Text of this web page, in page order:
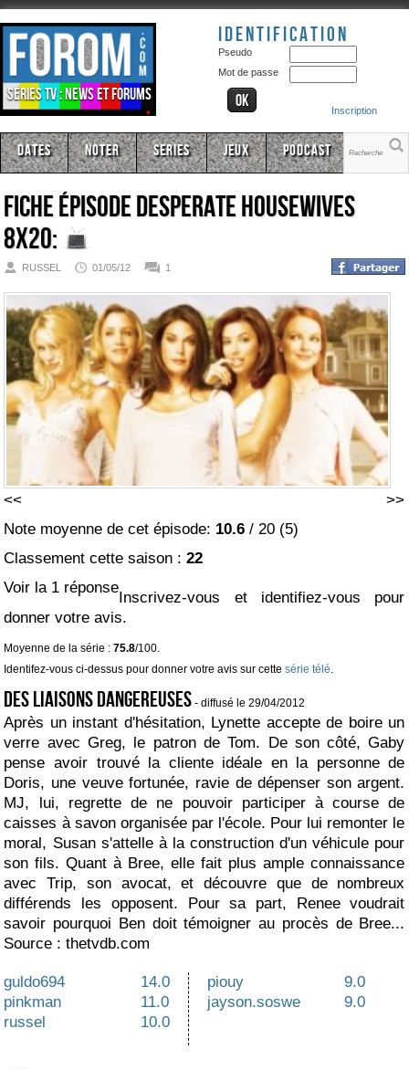
Séries TV : news et forums
Identification
Pseudo
Mot de passe
Inscription
Dates Noter Series Jeux Podcast
Fiche épisodeDesperate Housewives
8x20:
RUSSEL 01/05/12 1
<<
>>
Note moyenne de cet épisode: 10.6 / 20 (5)
Classement cette saison :22
Voir la 1 réponse
Inscrivez-vous et identifiez-vous pour
donner votre avis.
Moyenne de la série :75.8/100.
Identifez-vous ci-dessus pour donner votre avis sur cettesérie télé
Des liaisons dangereuses - diffusé le 29/04/2012
Après un instant d'hésitation, Lynette accepte de boire un
verre avec Greg, le patron de Tom. De son côté, Gaby
pense avoir trouvé la cliente idéale en la personne de
Doris, une veuve fortunée, ravie de dépenser son argent.
MJ, lui, regrette de ne pouvoir participer à course de
caisses à savon organisée par l'école. Pour lui remonter le
moral, Susan s'attelle à la construction d'un véhicule pour
son fils. Quant à Bree, elle fait plus ample connaissance
avec Trip, son avocat, et découvre que de nombreux
différends les opposent. Pour sa part, Renee voudrait
savoir pourquoi Ben doit témoigner au procès de Bree...
Source : thetvdb.com
guldo694
14.0
pinkman
11.0
russel
10.0
piouy
9.0
jayson.soswe
9.0